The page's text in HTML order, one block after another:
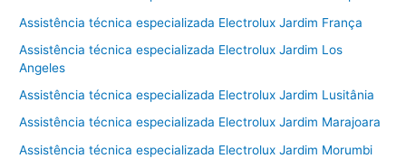
Assistência técnica especializada Electrolux Jardim França
Assistência técnica especializada Electrolux Jardim Los
Angeles
Assistência técnica especializada Electrolux Jardim Lusitânia
Assistência técnica especializada Electrolux Jardim Marajoara
Assistência técnica especializada Electrolux Jardim Morumbi